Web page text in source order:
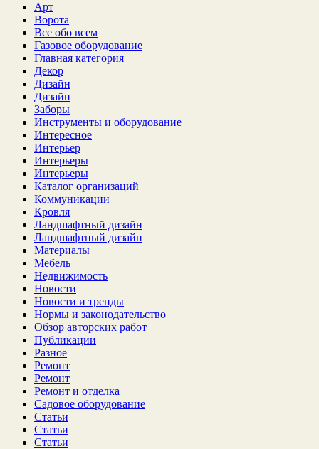
Арт
Ворота
Все обо всем
Газовое оборудование
Главная категория
Декор
Дизайн
Дизайн
Заборы
Инструменты и оборудование
Интересное
Интерьер
Интерьеры
Интерьеры
Каталог организаций
Коммуникации
Кровля
Ландшафтный дизайн
Ландшафтный дизайн
Материалы
Мебель
Недвижимость
Новости
Новости и тренды
Нормы и законодательство
Обзор авторских работ
Публикации
Разное
Ремонт
Ремонт
Ремонт и отделка
Садовое оборудование
Статьи
Статьи
Статьи